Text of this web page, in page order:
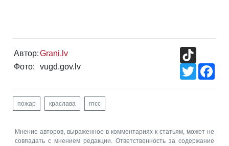
Автор:Grani.lv
Фото:
vugd.gov.lv
Twitter
пожар краслава гпсс
Мнение авторов, выраженное в комментариях к статьям, может не
совпадать с мнением редакции. Ответственность за содержание